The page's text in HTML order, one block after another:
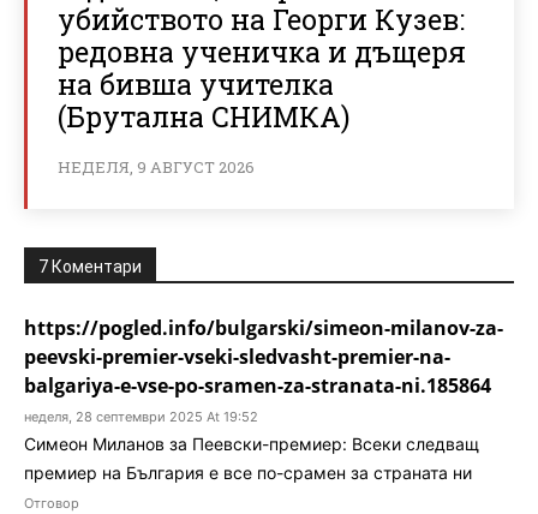
убийството на Георги Кузев:
редовна ученичка и дъщеря
на бивша учителка
(Брутална СНИМКА)
НЕДЕЛЯ, 9 АВГУСТ 2026
7 Коментари
https://pogled.info/bulgarski/simeon-milanov-za-
peevski-premier-vseki-sledvasht-premier-na-
balgariya-e-vse-po-sramen-za-stranata-ni.185864
неделя, 28 септември 2025 At 19:52
Симеон Миланов за Пеевски-премиер: Всеки следващ
премиер на България е все по-срамен за страната ни
Отговор